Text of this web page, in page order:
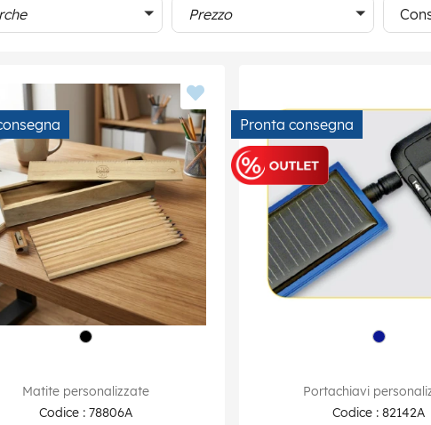
Prezzo
Matite personalizzate
Codice : 78806A
Pronta consegna
Portachiavi
Codice : 82142A